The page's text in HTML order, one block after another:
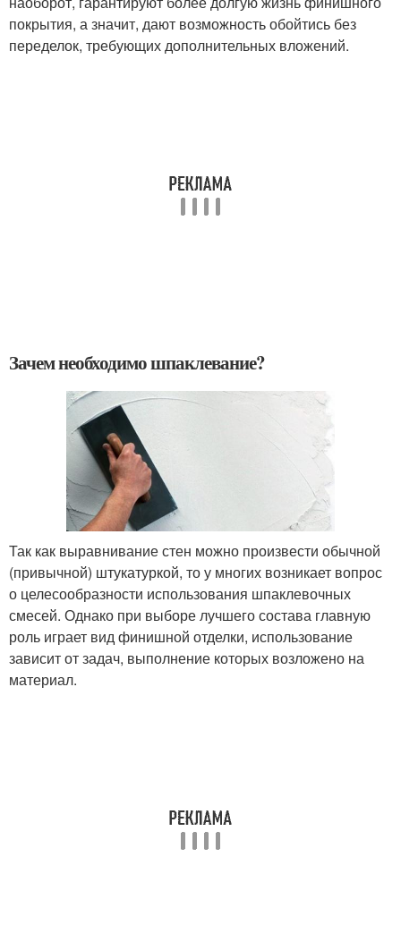
покрытия, а значит, дают возможность обойтись без
переделок, требующих дополнительных вложений.
Зачем необходимо шпаклевание?
Так как выравнивание стен можно произвести обычной
(привычной) штукатуркой, то у многих возникает вопрос
о целесообразности использования шпаклевочных
смесей. Однако при выборе лучшего состава главную
роль играет вид финишной отделки, использование
зависит от задач, выполнение которых возложено на
материал.